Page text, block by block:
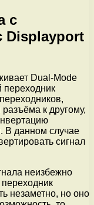
с
Displayport
Dual-Mode
переходник
к другому,
В данном случае
сигнал
неизбежно
незаметно, но оно